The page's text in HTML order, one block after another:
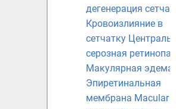
дегенерация
Кровоизлияние в
сетчатку
серозная
Макулярная эдема
Эпиретинальная
мембрана Macular